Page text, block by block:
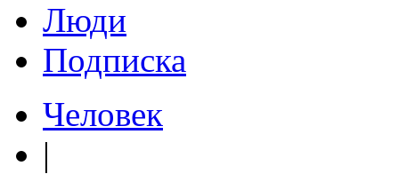
Люди
Подписка
Человек
|